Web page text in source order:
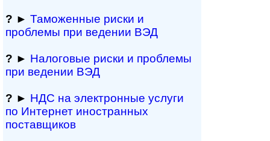
? ► Таможенные риски и
проблемы при ведении ВЭД
? ► Налоговые риски и проблемы
при ведении ВЭД
? ► НДС на электронные услуги
по Интернет иностранных
поставщиков